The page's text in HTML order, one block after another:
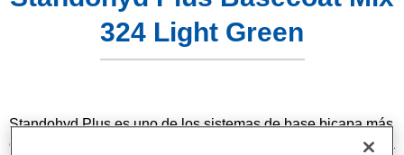
324 Light Green
Standohyd Plus es uno de los sistemas de base bicapa más
eficientes, de eficacia probada, para turismos. Es un sistema